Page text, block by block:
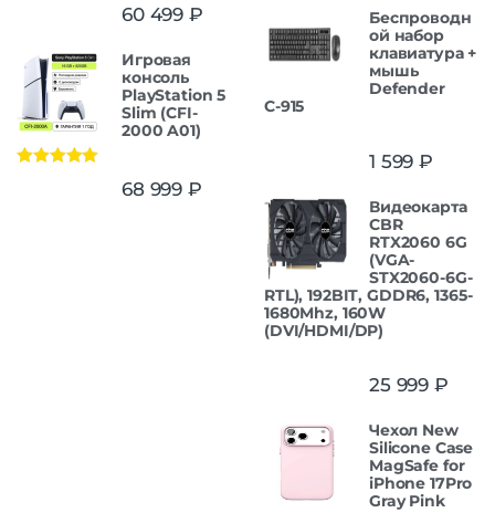
60 499 ₽
Игровая
консоль
PlayStation 5
Slim (CFI-
2000 A01)
68 999 ₽
Беспроводн
ой набор
клавиатура +
мышь
Defender
С-915
1 599 ₽
Видеокарта
CBR
RTX2060 6G
(VGA-
STX2060-6G-
RTL), 192BIT, GDDR6, 1365-
1680Mhz, 160W
(DVI/HDMI/DP)
25 999 ₽
Чехол New
Silicone Case
MagSafe for
iPhone 17Pro
Gray Pink